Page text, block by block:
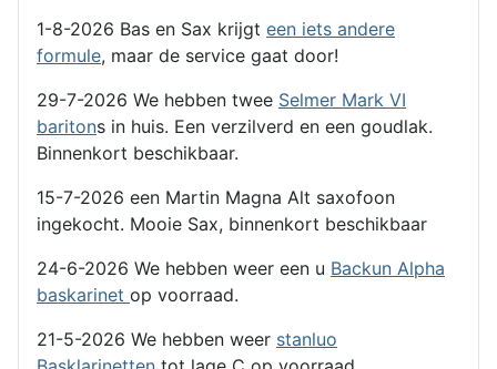
1-8-2026 Bas en Sax krijgt een iets andere
formule, maar de service gaat door!
29-7-2026 We hebben twee Selmer Mark VI
baritons in huis. Een verzilverd en een goudlak.
Binnenkort beschikbaar.
15-7-2026 een Martin Magna Alt saxofoon
ingekocht. Mooie Sax, binnenkort beschikbaar
24-6-2026 We hebben weer een u Backun Alpha
baskarinet op voorraad.
21-5-2026 We hebben weer stanluo